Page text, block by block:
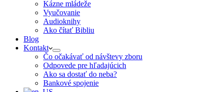
Kázne mládeže
Vyučovanie
Audioknihy
Ako čítať Bibliu
Blog
Kontakt
Čo očakávať od návštevy zboru
Odpovede pre hľadajúcich
Ako sa dostať do neba?
Bankové spojenie